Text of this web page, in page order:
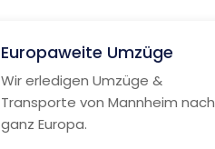
Europaweite Umzüge
Wir erledigen Umzüge &
Transporte von Mannheim nach
ganz Europa.